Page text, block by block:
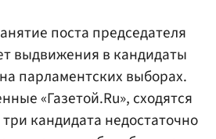
поста председателя
выдвижения в кандидаты
парламентских выборах.
«Газетой.Ru», сходятся
кандидата недостаточно